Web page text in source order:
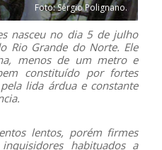
Foto: Sérgio Polignano.
nasceu no dia 5 de julho
Rio Grande do Norte. Ele
menos de um metro e
constituído por fortes
lida árdua e constante
lentos, porém firmes
habituados a